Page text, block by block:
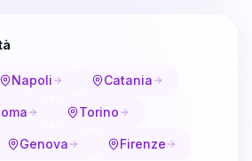
Napoli Catania
Torino
Genova Firenze